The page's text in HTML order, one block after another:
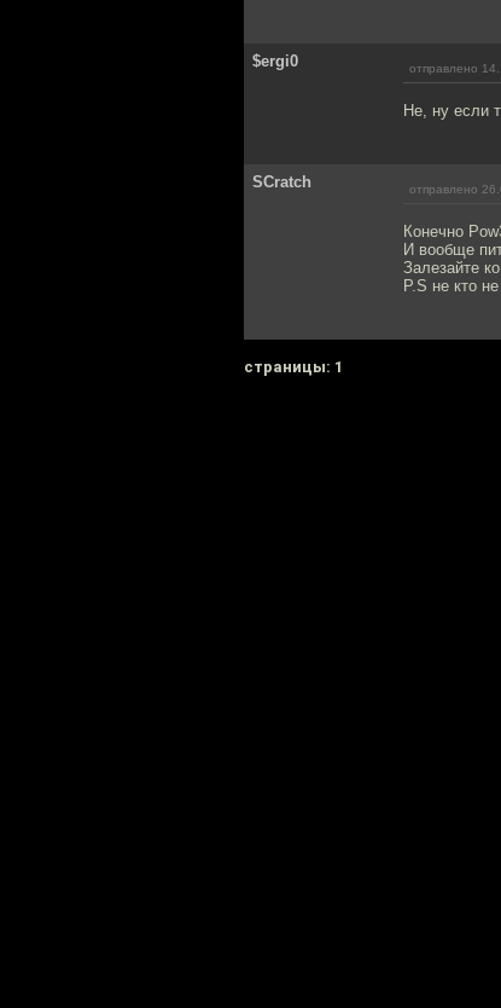
$ergi0 отправлено
Не, ну если
SCratch отправлено
Конечно
И вообще
Залезайте
P.S не кто
cтраницы: 1